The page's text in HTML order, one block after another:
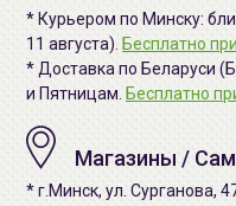
* Курьером по Минску:
11 августа). Бесплатно
* Доставка по Беларуси
и Пятницам. Бесплатно
Магазины /
* г.Минск, ул. Сурганова,